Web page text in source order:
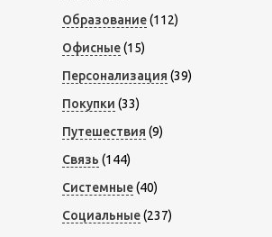
Образование(112)
Офисные(15)
Персонализация (39)
Покупки (33)
Путешествия (9)
Связь (144)
Системные(40)
Социальные(237)